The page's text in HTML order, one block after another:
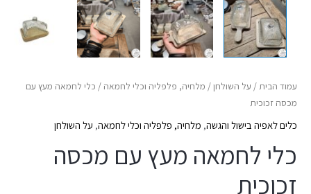
עמוד הבית/ על השולחן/ מלחיה, פלפליה וכלי לחמאה / כלי לחמאה מעץ עם
מכסה זכוכית
כלים לאפיה בישול והגשה, מלחיה, פלפליה וכלי לחמאה, על השולחן
כלי לחמאה מעץ עם מכסה
זכוכית